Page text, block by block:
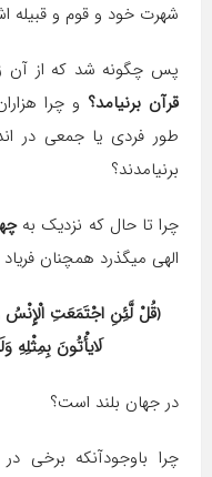
شهرت خود و قوم و قبیله
پس چگونه شد که از آن
قرآن برنیامد؟ و چرا
طور فردی یا جمعی در
برنیامدند؟
چرا تا حال که نزدیک به
الهی می‎گذرد همچنان فریاد قرآن و ندای آسمانی:
﴿قُلْ لَّئِنِ اجْتَمَعَتِ الْإِنْسُ
لَایأْتُونَ
در جهان بلند است؟
چرا باوجودآنکه برخی در